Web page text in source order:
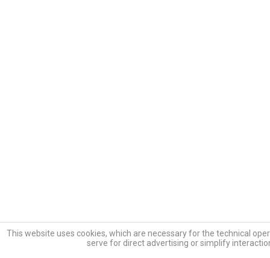
This website uses cookies, which are necessary for the technical
serve for direct advertising or simplify